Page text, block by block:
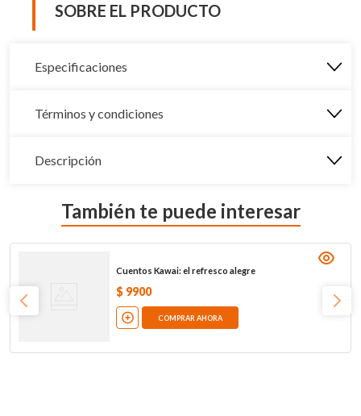
SOBRE EL PRODUCTO
Especificaciones
Términos y condiciones
Descripción
También te puede interesar
Cuentos Kawai: el refresco alegre
$ 9900
COMPRAR AHORA